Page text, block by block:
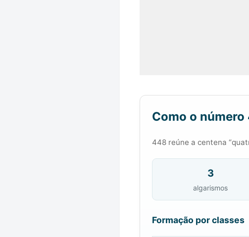
Como o
448 reúne a centena
3
algarismos
Formação por classes